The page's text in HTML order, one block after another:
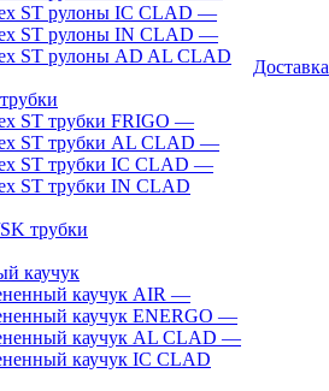
ST рулоны IC CLAD —
ST рулоны IN CLAD —
ST рулоны AD AL CLAD
ST трубки FRIGO —
ST трубки AL CLAD —
ST трубки IC CLAD —
ST трубки IN CLAD
трубки
каучук
каучук AIR —
каучук ENERGO —
каучук AL CLAD —
каучук IC CLAD
Доставка